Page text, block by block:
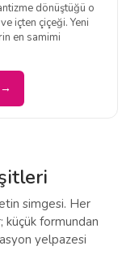
dönüştüğü o
ve içten çiçeği. Yeni
en samimi
simgesi. Her
küçük formundan
yelpazesi